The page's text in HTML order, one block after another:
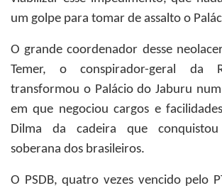
um golpe para tomar de assalto o
O grande coordenador desse
Temer, o conspirador-geral da
transformou o Palácio do Jaburu
em que negociou cargos e
Dilma da cadeira que
soberana dos brasileiros.
O PSDB, quatro vezes vencido pelo